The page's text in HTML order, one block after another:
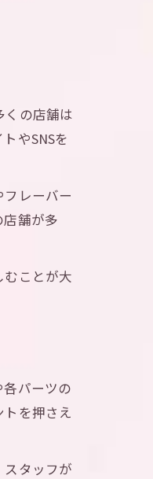
くの店舗は
やSNSを
レーバー
舗が多
ことが大
パーツの
を押さえ
タッフが